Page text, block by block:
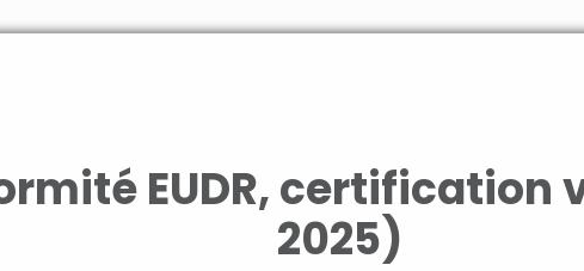
EUDR, certification
2025)